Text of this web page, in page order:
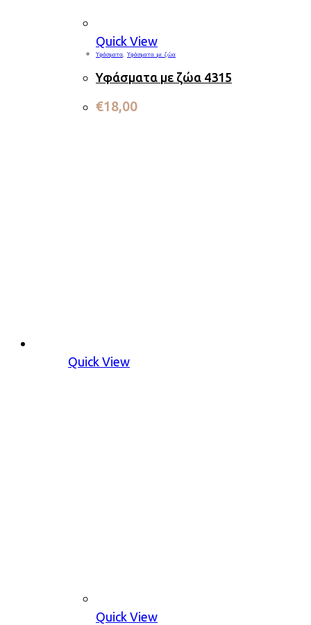
Quick View
Υφάσματα, Υφάσματα με ζώα
Υφάσματα με ζώα 4315
€18,00
Quick View
Quick View